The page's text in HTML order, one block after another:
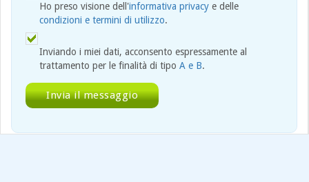
Ho preso visione dell'informativa privacy e delle
condizioni e termini di utilizzo.
Inviando i miei dati, acconsento espressamente al
trattamento per le finalità di tipo A e B.